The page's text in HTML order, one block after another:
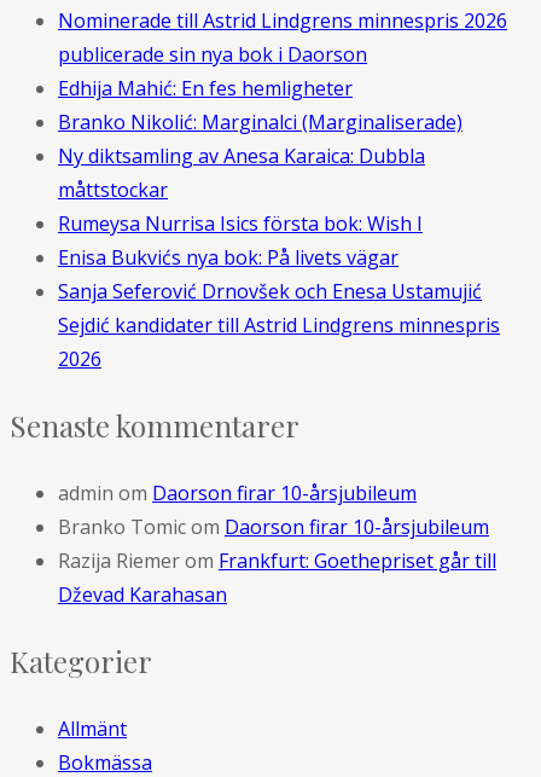
Nominerade till Astrid Lindgrens minnespris 2026
publicerade sin nya bok i Daorson
Edhija Mahić: En fes hemligheter
Branko Nikolić: Marginalci (Marginaliserade)
Ny diktsamling av Anesa Karaica: Dubbla
måttstockar
Rumeysa Nurrisa Isics första bok: Wish I
Enisa Bukvićs nya bok: På livets vägar
Sanja Seferović Drnovšek och Enesa Ustamujić
Sejdić kandidater till Astrid Lindgrens minnespris
2026
Senaste kommentarer
admin om Daorson firar 10-årsjubileum
Branko Tomicom Daorson firar 10-årsjubileum
Razija Riemerom Frankfurt: Goethepriset går till
Dževad Karahasan
Kategorier
Allmänt
Bokmässa